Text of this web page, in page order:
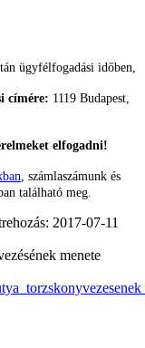
ügyfélfogadási időben,
címére: 1119 Budapest,
elfogadni!
, számlaszámunk és
található meg.
2017-07-11
menete